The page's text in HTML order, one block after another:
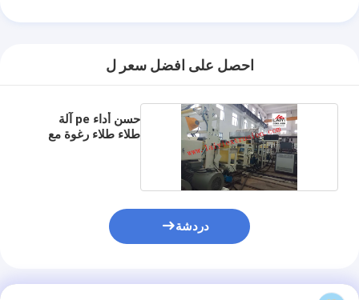
أجزاء آلة التصفيح
احصل على افضل سعر ل
حسن أداء pe آلة
طلاء طلاء رغوة مع
دردشة